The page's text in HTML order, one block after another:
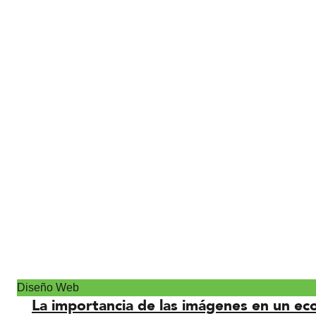
Diseño Web
La importancia de las imágenes en un